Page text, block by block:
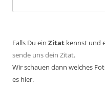
nach:
Falls Du ein Zitat kennst und
sende uns dein Zitat.
Wir schauen dann welches
es hier.